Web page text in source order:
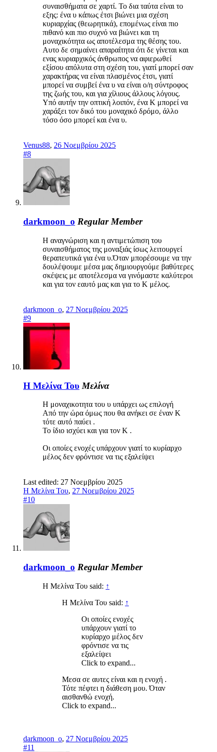
συναισθήματα σε χαρτί. Το δια ταύτα είναι το
εξης: ένα υ κάπως έτσι βιώνει μια σχέση
κυριαρχίας (θεωρητικά), επομένως είναι πιο
πιθανό και πιο συχνό να βιώνει και τη
μοναχικότητα ως αποτέλεσμα της θέσης του.
Αυτο δε σημαίνει απαραίτητα ότι δε γίνεται και
ενας κυριαρχικός άνθρωπος να αφιερωθεί
εξίσου απόλυτα στη σχέση του, γιατί μπορεί σαν
χαρακτήρας να είναι πλασμένος έτσι, γιατί
μπορεί να συμβεί ένα υ να είναι ο/η σύντροφος
της ζωής του, και για χίλιους άλλους λόγους.
Υπό αυτήν την οπτική λοιπόν, ένα Κ μπορεί να
χαράξει τον δικό του μοναχικό δρόμο, άλλο
τόσο όσο μπορεί και ένα υ.
Venus88, 26 Νοεμβρίου 2025
#8
darkmoon_o Regular Member
Η αναγνώριση και η αντιμετώπιση του
συναισθήματος της μοναξιάς ίσως λειτουργεί
θεραπευτικά για ένα υ.Όταν μπορέσουμε να την
δουλέψουμε μέσα μας δημιουργούμε βαθύτερες
σκέψεις με αποτέλεσμα να γινόμαστε καλύτεροι
και για τον εαυτό μας και για το Κ μέλος.
darkmoon_o, 27 Νοεμβρίου 2025
#9
Η Μελίνα Του Μελίνα
Η μοναχικοτητα του υ υπάρχει ως επιλογή
Από την ώρα όμως που θα ανήκει σε έναν Κ
τότε αυτό παύει .
Το ίδιο ισχύει και για τον Κ .
Οι οποίες ενοχές υπάρχουν γιατί το κυρίαρχο
μέλος δεν φρόντισε να τις εξαλείψει
Last edited: 27 Νοεμβρίου 2025
Η Μελίνα Του, 27 Νοεμβρίου 2025
#10
darkmoon_o Regular Member
Η Μελίνα Του said: ↑
Η Μελίνα Του said: ↑
Οι οποίες ενοχές
υπάρχουν γιατί το
κυρίαρχο μέλος δεν
φρόντισε να τις
εξαλείψει
Click to expand...
Μεσα σε αυτες είναι και η ενοχή .
Τότε πέφτει η διάθεση μου. Όταν
αισθανθώ ενοχή.
Click to expand...
darkmoon_o, 27 Νοεμβρίου 2025
#11